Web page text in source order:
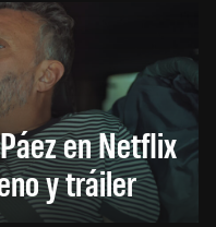
en Netflix
y tráiler